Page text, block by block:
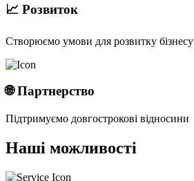
📈 Розвиток
Створюємо умови для розвитку бізнесу
🌐 Партнерство
Підтримуємо довгострокові відносини
Наші можливості